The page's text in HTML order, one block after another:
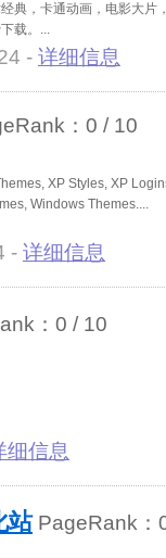
典，卡通动画，电影大片
载。
- 详细信息
： 0 / 10
XP Styles, XP
Windows Themes.
- 详细信息
： 0 / 10
细信息
站PageRank：